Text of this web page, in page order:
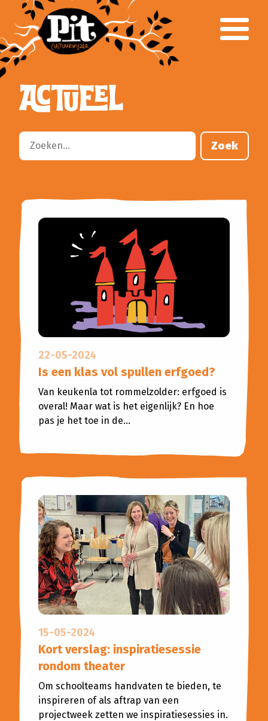
Over Pit
Team
Klankbordgroep
Verantwoording
Voor het onderwijs
Primair Onderwijs
Gespecialiseerd Onderwijs
Culturele partners
Aanvragen klankbordgroep
Voor het culturele veld
Parkstad CultuurWeb
Planned Culture
Reizen in de Tijd
Bijeenkomsten
Bibliotheken
Actueel
Agenda
Inspiratiewijzer
ACTUEEL
Zoek
22-05-2024
Is een klas vol spullen erfgoed?
Van keukenla tot rommelzolder: erfgoed is
overal! Maar wat is het eigenlijk? En hoe
pas je het toe in de...
15-05-2024
Kort verslag: inspiratiesessie
rondom theater
Om schoolteams handvaten te bieden, te
inspireren of als aftrap van een
projectweek zetten we inspiratiesessies in.